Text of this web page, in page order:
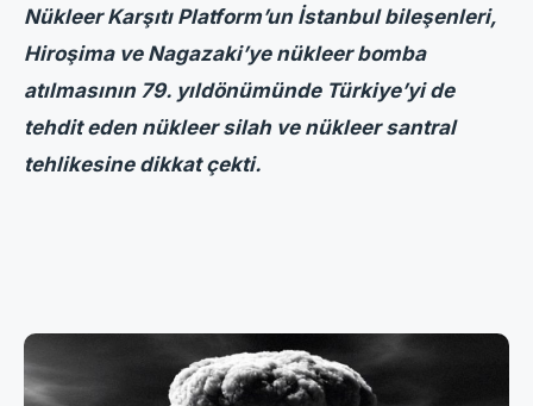
Nükleer Karşıtı Platform’un İstanbul bileşenleri,
Hiroşima ve Nagazaki’ye nükleer bomba
atılmasının 79. yıldönümünde Türkiye’yi de
tehdit eden nükleer silah ve nükleer santral
tehlikesine dikkat çekti.